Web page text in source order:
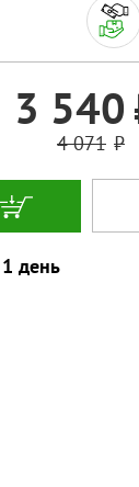
3 540
4 071
день